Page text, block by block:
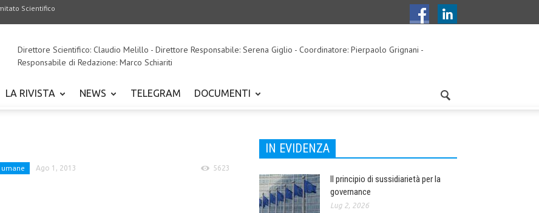
Scientifico
Direttore Scientifico: Claudio Melillo - Direttore Responsabile: Serena Giglio - Coordinatore: Pierpaolo Grignani -
Responsabile di Redazione: Marco Schiariti
LA RIVISTA NEWS TELEGRAM DOCUMENTI
umane Ago 1, 2013 5623
IN EVIDENZA
Il principio di sussidiarietà per la
governance
Lug 2, 2026